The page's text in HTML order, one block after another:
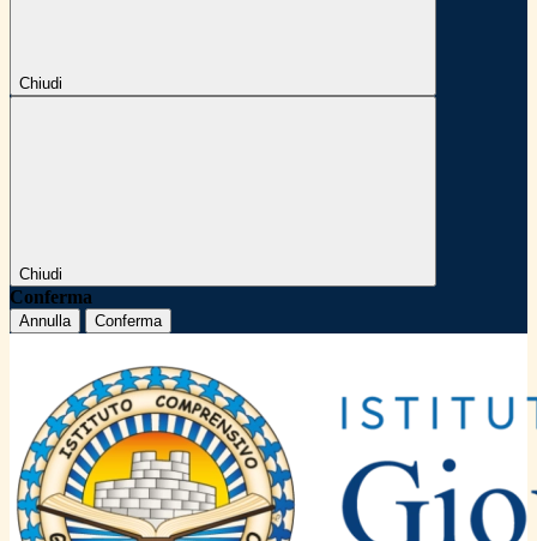
Chiudi
Chiudi
Conferma
Annulla Conferma